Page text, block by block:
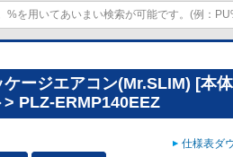
ージエアコン(Mr.SLIM) [本
PLZ-ERMP140EEZ
仕様表ダ